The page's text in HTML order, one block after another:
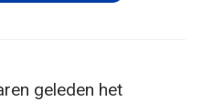
geleden het